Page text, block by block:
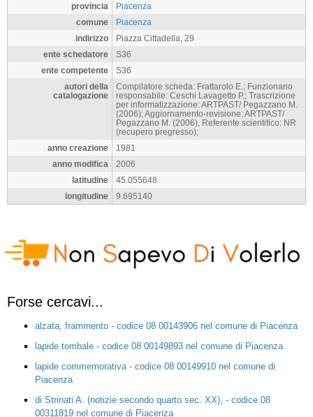
provincia
Piacenza
comune
Piacenza
indirizzo
Piazza Cittadella, 29
ente schedatore
S36
ente competente
S36
autori della
catalogazione
Compilatore scheda: Frattarolo E.; Funzionario
responsabile: Ceschi Lavagetto P.; Trascrizione
per informatizzazione: ARTPAST/ Pegazzano M.
(2006); Aggiornamento-revisione: ARTPAST/
Pegazzano M. (2006), Referente scientifico: NR
(recupero pregresso);
anno creazione
1981
anno modifica
2006
latitudine
45.055648
longitudine
9.695140
Forse cercavi...
alzata, frammento - codice 08 00143906 nel comune di Piacenza
lapide tombale - codice 08 00149893 nel comune di Piacenza
lapide commemorativa - codice 08 00149910 nel comune di
Piacenza
di Strinati A. (notizie secondo quarto sec. XX), - codice 08
00311819 nel comune di Piacenza